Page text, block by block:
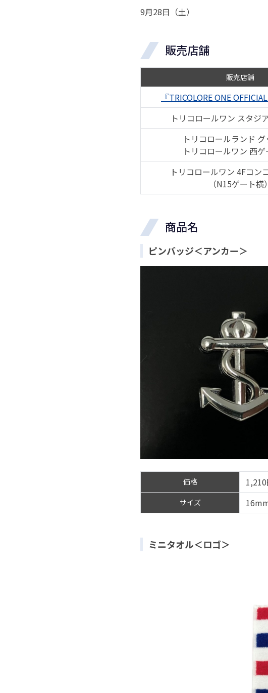
9月28日（土）
販売店舗
販売店舗
『TRICOLORE ONE
トリコロールワン スタジ
トリコロールランド
トリコロールワン 西
トリコロールワン 4Fコン
（N15ゲート横）
商品名
ピンバッジ＜アンカー＞
価格 1,210
サイズ
ミニタオル＜ロゴ＞